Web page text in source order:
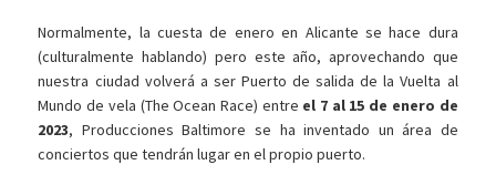
Normalmente, la cuesta de enero en Alicante se hace dura
(culturalmente hablando) pero este año, aprovechando que
nuestra ciudad volverá a ser Puerto de salida de la Vuelta al
Mundo de vela (The Ocean Race) entre el 7 al 15 de enero de
2023, Producciones Baltimore se ha inventado un área de
conciertos que tendrán lugar en el propio puerto.